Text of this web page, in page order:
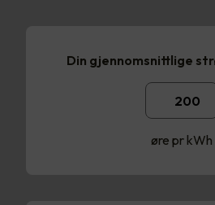
Din gjennomsnittlige
øre pr kWh